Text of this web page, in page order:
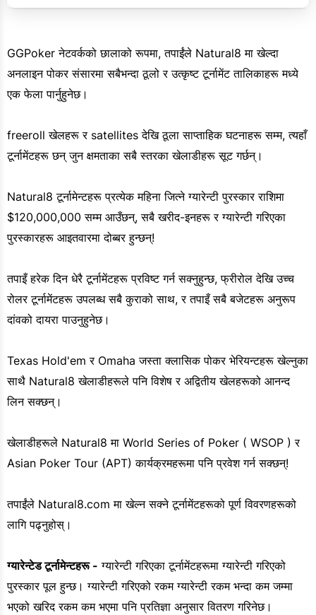
GGPoker नेटवर्कको छालाको रूपमा, तपाईंले Natural8 मा खेल्दा
अनलाइन पोकर संसारमा सबैभन्दा ठूलो र उत्कृष्ट टूर्नामेंट तालिकाहरू मध्ये
एक फेला पार्नुहुनेछ।
freeroll खेलहरू र satellites देखि ठूला साप्ताहिक घटनाहरू सम्म, त्यहाँ
टूर्नामेंटहरू छन् जुन क्षमताका सबै स्तरका खेलाडीहरू सूट गर्छन्।
Natural8 टूर्नामेन्टहरू प्रत्येक महिना जित्ने ग्यारेन्टी पुरस्कार राशिमा
$120,000,000 सम्म आउँछन्, सबै खरीद-इनहरू र ग्यारेन्टी गरिएका
पुरस्कारहरू आइतवारमा दोब्बर हुन्छन्!
तपाइँ हरेक दिन धेरै टूर्नामेंटहरू प्रविष्ट गर्न सक्नुहुन्छ, फ्रीरोल देखि उच्च
रोलर टूर्नामेंटहरू उपलब्ध सबै कुराको साथ, र तपाइँ सबै बजेटहरू अनुरूप
दांवको दायरा पाउनुहुनेछ।
Texas Hold'em र Omaha जस्ता क्लासिक पोकर भेरियन्टहरू खेल्नुका
साथै Natural8 खेलाडीहरूले पनि विशेष र अद्वितीय खेलहरूको आनन्द
लिन सक्छन्।
खेलाडीहरूले Natural8 मा World Series of Poker ( WSOP ) र
Asian Poker Tour (APT) कार्यक्रमहरूमा पनि प्रवेश गर्न सक्छन्!
तपाईंले Natural8.com मा खेल्न सक्ने टूर्नामेंटहरूको पूर्ण विवरणहरूको
लागि पढ्नुहोस्।
ग्यारेन्टेड टूर्नामेन्टहरू - ग्यारेन्टी गरिएका टूर्नामेंटहरूमा ग्यारेन्टी गरिएको
पुरस्कार पूल हुन्छ। ग्यारेन्टी गरिएको रकम ग्यारेन्टी रकम भन्दा कम जम्मा
भएको खरिद रकम कम भएमा पनि प्रतिज्ञा अनुसार वितरण गरिनेछ।